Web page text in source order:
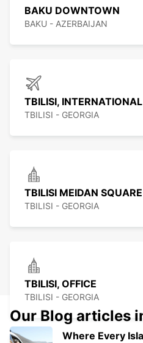
BAKU DOWNTOWN
BAKU - AZERBAIJAN
TBILISI,
TBILISI - GEORGIA
TBILISI MEIDAN SQUARE
TBILISI - GEORGIA
TBILISI, OFFICE
TBILISI - GEORGIA
Our Blog articles
Where Every